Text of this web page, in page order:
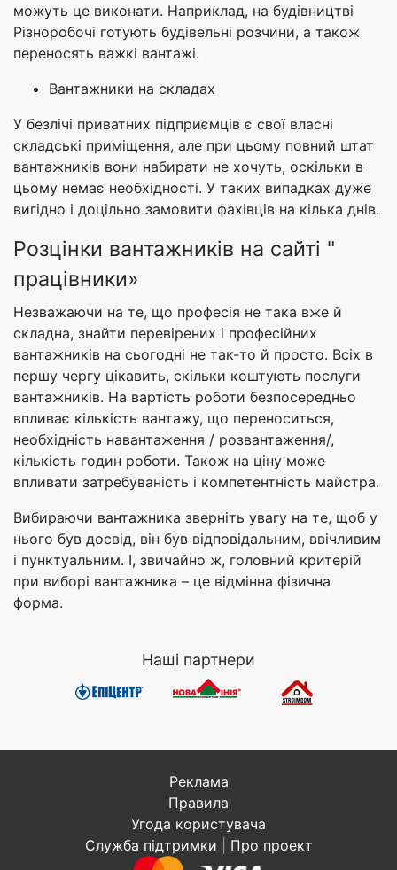
можуть це виконати. Наприклад, на будівництві
Різноробочі готують будівельні розчини, а також
переносять важкі вантажі.
Вантажники на складах
У безлічі приватних підприємців є свої власні
складські приміщення, але при цьому повний штат
вантажників вони набирати не хочуть, оскільки в
цьому немає необхідності. У таких випадках дуже
вигідно і доцільно замовити фахівців на кілька днів.
Розцінки вантажників на сайті "
працівники»
Незважаючи на те, що професія не така вже й
складна, знайти перевірених і професійних
вантажників на сьогодні не так-то й просто. Всіх в
першу чергу цікавить, скільки коштують послуги
вантажників. На вартість роботи безпосередньо
впливає кількість вантажу, що переноситься,
необхідність навантаження / розвантаження/,
кількість годин роботи. Також на ціну може
впливати затребуваність і компетентність майстра.
Вибираючи вантажника зверніть увагу на те, щоб у
нього був досвід, він був відповідальним, ввічливим
і пунктуальним. І, звичайно ж, головний критерій
при виборі вантажника – це відмінна фізична
форма.
Наші партнери
Реклама
Правила
Угода користувача
Служба підтримки
Про проект